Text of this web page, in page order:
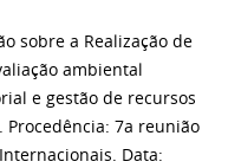
sobre a Realização de
ambiental
e gestão de recursos
7a reunião
Data: